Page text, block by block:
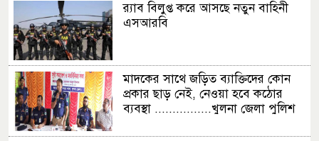
র‍্যাব বিলুপ্ত করে আসছে নতুন বাহিনী
এসআরবি
মাদকের সাথে জড়িত ব্যাক্তিদের কোন
প্রকার ছাড় নেই, নেওয়া হবে কঠোর
ব্যবস্থা ................খুলনা জেলা পুলিশ